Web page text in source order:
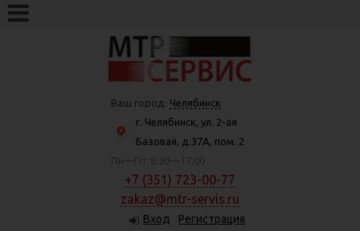
Ваш город: Челябинск
г. Челябинск, ул. 2-ая
Базовая, д.37А, пом. 2
+7 (351) 723-00-77
zakaz@mtr-servis.ru
Вход Регистрация